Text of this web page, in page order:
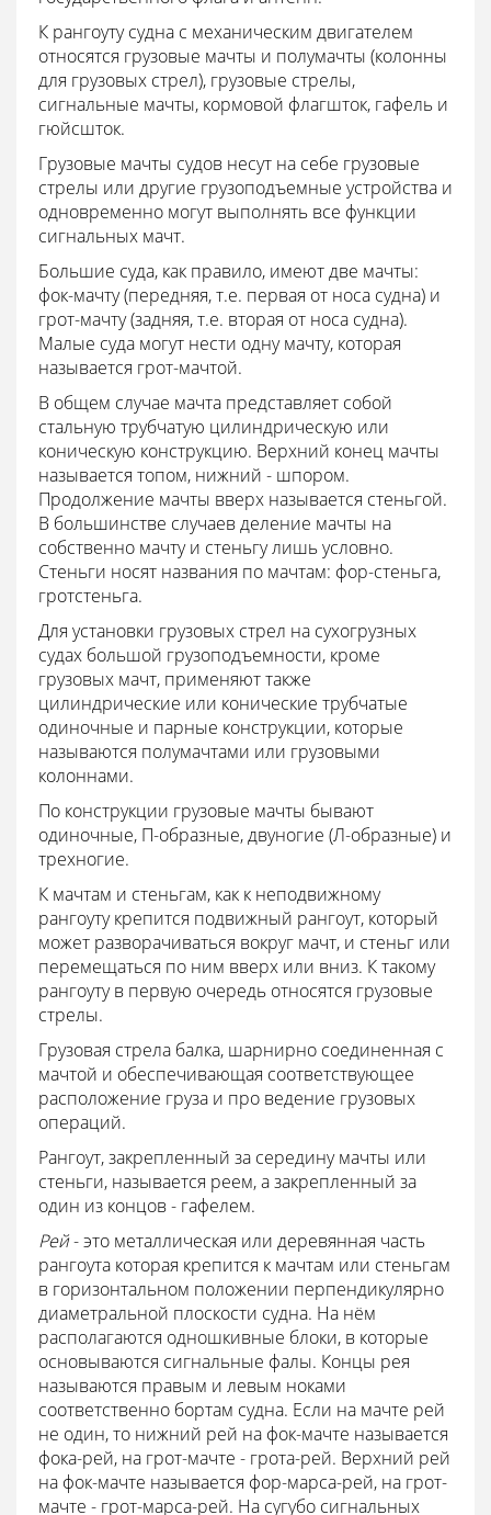
К рангоуту судна с механическим двигателем
относятся грузовые мачты и полумачты (колонны
для грузовых стрел), грузовые стрелы,
сигнальные мачты, кормовой флагшток, гафель и
гюйсшток.
Грузовые мачты судов несут на себе грузовые
стрелы или другие грузоподъемные устройства и
одновременно могут выполнять все функции
сигнальных мачт.
Большие суда, как правило, имеют две мачты:
фок-мачту (передняя, т.е. первая от носа судна) и
грот-мачту (задняя, т.е. вторая от носа судна).
Малые суда могут нести одну мачту, которая
называется грот-мачтой.
В общем случае мачта представляет собой
стальную трубчатую цилиндрическую или
коническую конструкцию. Верхний конец мачты
называется топом, нижний - шпором.
Продолжение мачты вверх называется стеньгой.
В большинстве случаев деление мачты на
собственно мачту и стеньгу лишь условно.
Стеньги носят названия по мачтам: фор-стеньга,
гротстеньга.
Для установки грузовых стрел на сухогрузных
судах большой грузоподъемности, кроме
грузовых мачт, применяют также
цилиндрические или конические трубчатые
одиночные и парные конструкции, которые
называются полумачтами или грузовыми
колоннами.
По конструкции грузовые мачты бывают
одиночные, П-образные, двуногие (Л-образные) и
трехногие.
К мачтам и стеньгам, как к неподвижному
рангоуту крепится подвижный рангоут, который
может разворачиваться вокруг мачт, и стеньг или
перемещаться по ним вверх или вниз. К такому
рангоуту в первую очередь относятся грузовые
стрелы.
Грузовая стрела балка, шарнирно соединенная с
мачтой и обеспечивающая соответствующее
расположение груза и про ведение грузовых
операций.
Рангоут, закрепленный за середину мачты или
стеньги, называется реем, а закрепленный за
один из концов - гафелем.
Рей- это металлическая или деревянная часть
рангоута которая крепится к мачтам или стеньгам
в горизонтальном положении перпендикулярно
диаметральной плоскости судна. На нём
располагаются одношкивные блоки, в которые
основываются сигнальные фалы. Концы рея
называются правым и левым ноками
соответственно бортам судна. Если на мачте рей
не один, то нижний рей на фок-мачте называется
фока-рей, на грот-мачте - грота-рей. Верхний рей
на фок-мачте называется фор-марса-рей, на грот-
мачте - грот-марса-рей. На сугубо сигнальных